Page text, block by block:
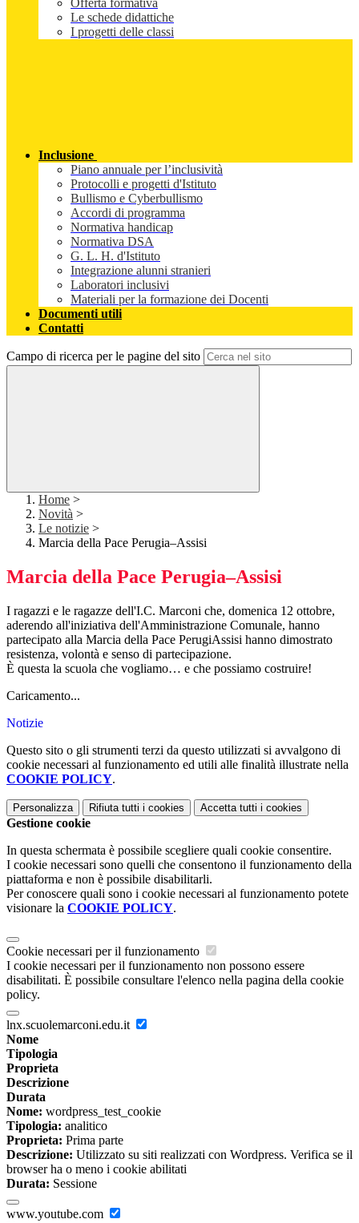
Offerta formativa
Le schede didattiche
I progetti delle classi
Inclusione
Piano annuale per l’inclusività
Protocolli e progetti d'Istituto
Bullismo e Cyberbullismo
Accordi di programma
Normativa handicap
Normativa DSA
G. L. H. d'Istituto
Integrazione alunni stranieri
Laboratori inclusivi
Materiali per la formazione dei Docenti
Documenti utili
Contatti
Campo di ricerca per le pagine del sito
Home >
Novità >
Le notizie >
Marcia della Pace Perugia–Assisi
Marcia della Pace Perugia–Assisi
I ragazzi e le ragazze dell'I.C. Marconi che, domenica 12 ottobre,
aderendo all'iniziativa dell'Amministrazione Comunale, hanno
partecipato alla Marcia della Pace PerugiAssisi hanno dimostrato
resistenza, volontà e senso di partecipazione.
È questa la scuola che vogliamo… e che possiamo costruire!
Caricamento...
Notizie
Questo sito o gli strumenti terzi da questo utilizzati si avvalgono di
cookie necessari al funzionamento ed utili alle finalità illustrate nella
COOKIE POLICY.
Personalizza Rifiuta tutti i cookies Accetta tutti i cookies
Gestione cookie
In questa schermata è possibile scegliere quali cookie consentire.
I cookie necessari sono quelli che consentono il funzionamento della
piattaforma e non è possibile disabilitarli.
Per conoscere quali sono i cookie necessari al funzionamento potete
visionare la COOKIE POLICY.
Cookie necessari per il funzionamento
I cookie necessari per il funzionamento non possono essere
disabilitati. È possibile consultare l'elenco nella pagina della cookie
policy.
lnx.scuolemarconi.edu.it
Nome
Tipologia
Proprieta
Descrizione
Durata
Nome: wordpress_test_cookie
Tipologia: analitico
Proprieta: Prima parte
Descrizione: Utilizzato su siti realizzati con Wordpress. Verifica se il
browser ha o meno i cookie abilitati
Durata: Sessione
www.youtube.com